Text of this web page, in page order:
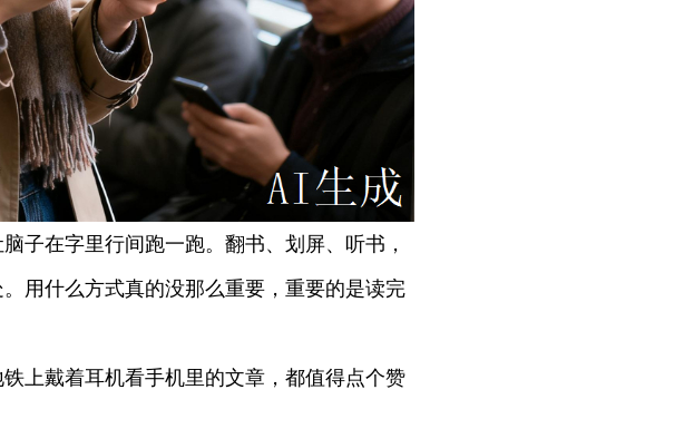
在字里行间跑一跑。翻书、划屏、听书，
用什么方式真的没那么重要，重要的是读完
戴着耳机看手机里的文章，都值得点个赞